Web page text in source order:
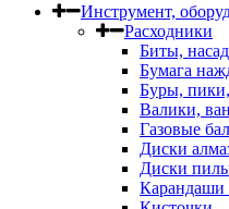
Инструмент,
Расходники
Биты,
Бумага
Буры,
Валики,
Газовые
Диски
Диски
Карандаши